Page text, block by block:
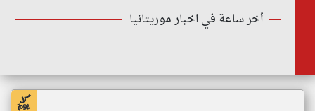
أخر ساعة في اخبار موريتانيا